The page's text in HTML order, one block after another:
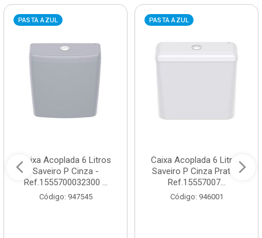
PASTA AZUL
Caixa Acoplada 6 Litros
Saveiro P Cinza -
Ref.1555700032300 ...
Código: 947545
PASTA AZUL
Caixa Acoplada 6 Litros
Saveiro P Cinza Prata -
Ref.15557007...
Código: 946001